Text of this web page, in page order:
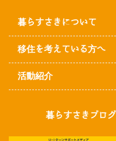
暮らすさきについて
移住を考えている方へ
活動紹介
暮らすさきブログ